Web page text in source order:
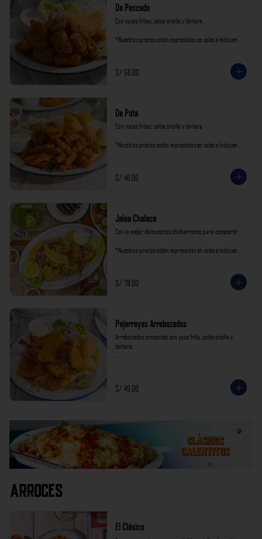
De Pescado
Con yucas fritas, salsa criolla y tártara.
*Nuestros precios están expresados en soles e incluyen
S/ 56.00
De Pota
Con yucas fritas, salsa criolla y tártara
*Nuestros precios están expresados en soles e incluyen
S/ 46.00
Jalea Chalaca
Con lo mejor de nuestros chicharrones para compartir.
*Nuestros precios están expresados en soles e incluyen
S/ 78.00
Pejerreyes Arrebozados
Arrebozados crocantes con yuca frita, salsa criolla y
tártara.
S/ 49.00
Arroces
El Clásico